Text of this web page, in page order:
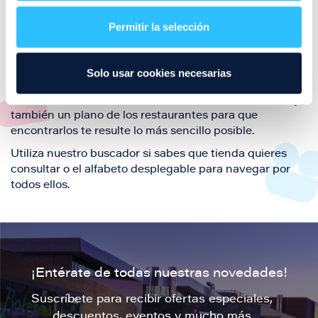
Permitir la selección
Solo usar cookies necesarias
también de nuestra oferta de ocio y shopping durante
tu visita.
El este directorio de restaurantes de Puerto Venecia
también un plano de los restaurantes para que
encontrarlos te resulte lo más sencillo posible.
Utiliza nuestro buscador si sabes que tienda quieres
consultar o el alfabeto desplegable para navegar por
todos ellos.
¡Entérate de todas nuestras novedades!
Suscríbete para recibir ofertas especiales,